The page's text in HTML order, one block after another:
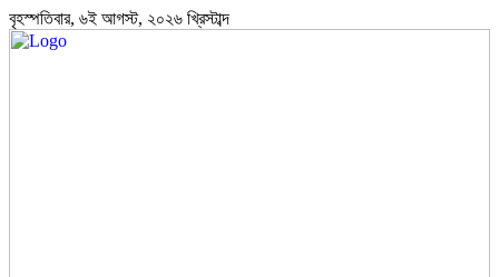
বৃহস্পতিবার, ৬ই আগস্ট, ২০২৬ খ্রিস্টাব্দ